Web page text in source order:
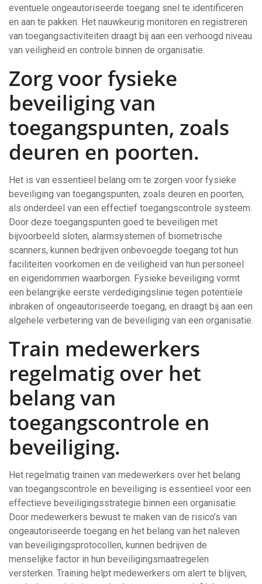
eventuele ongeautoriseerde toegang snel te identificeren
en aan te pakken. Het nauwkeurig monitoren en registreren
van toegangsactiviteiten draagt bij aan een verhoogd niveau
van veiligheid en controle binnen de organisatie.
Zorg voor fysieke
beveiliging van
toegangspunten, zoals
deuren en poorten.
Het is van essentieel belang om te zorgen voor fysieke
beveiliging van toegangspunten, zoals deuren en poorten,
als onderdeel van een effectief toegangscontrole systeem.
Door deze toegangspunten goed te beveiligen met
bijvoorbeeld sloten, alarmsystemen of biometrische
scanners, kunnen bedrijven onbevoegde toegang tot hun
faciliteiten voorkomen en de veiligheid van hun personeel
en eigendommen waarborgen. Fysieke beveiliging vormt
een belangrijke eerste verdedigingslinie tegen potentiële
inbraken of ongeautoriseerde toegang, en draagt bij aan een
algehele verbetering van de beveiliging van een organisatie.
Train medewerkers
regelmatig over het
belang van
toegangscontrole en
beveiliging.
Het regelmatig trainen van medewerkers over het belang
van toegangscontrole en beveiliging is essentieel voor een
effectieve beveiligingsstrategie binnen een organisatie.
Door medewerkers bewust te maken van de risico’s van
ongeautoriseerde toegang en het belang van het naleven
van beveiligingsprotocollen, kunnen bedrijven de
menselijke factor in hun beveiligingsmaatregelen
versterken. Training helpt medewerkers om alert te blijven,